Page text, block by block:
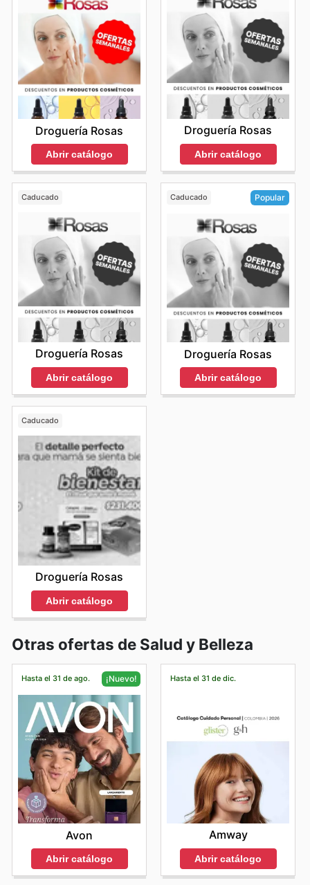
Droguería Rosas
Abrir catálogo
Droguería Rosas
Abrir catálogo
Caducado
Droguería Rosas
Abrir catálogo
Caducado Popular
Droguería Rosas
Abrir catálogo
Caducado
Droguería Rosas
Abrir catálogo
Otras ofertas de Salud y Belleza
Hasta el 31 de ago. ¡Nuevo!
Avon
Abrir catálogo
Hasta el 31 de dic.
Amway
Abrir catálogo